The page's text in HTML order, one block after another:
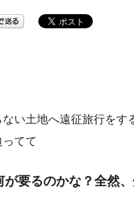
い土地へ遠征旅行をす
てて
が要るのかな？全然